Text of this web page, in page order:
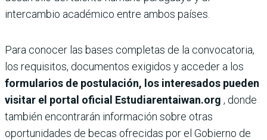
intercambio académico entre ambos países.
Para conocer las bases completas de la convocatoria,
los requisitos, documentos exigidos y acceder a los
formularios de postulación, los interesados pueden
visitar el portal oficial Estudiarentaiwan.org , donde
también encontrarán información sobre otras
oportunidades de becas ofrecidas por el Gobierno de